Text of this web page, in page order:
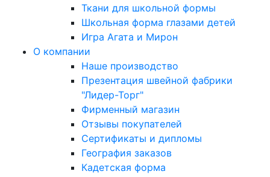
Ткани для школьной формы
Школьная форма глазами детей
Игра Агата и Мирон
О компании
Наше производство
Презентация швейной фабрики
"Лидер-Торг"
Фирменный магазин
Отзывы покупателей
Сертификаты и дипломы
География заказов
Кадетская форма